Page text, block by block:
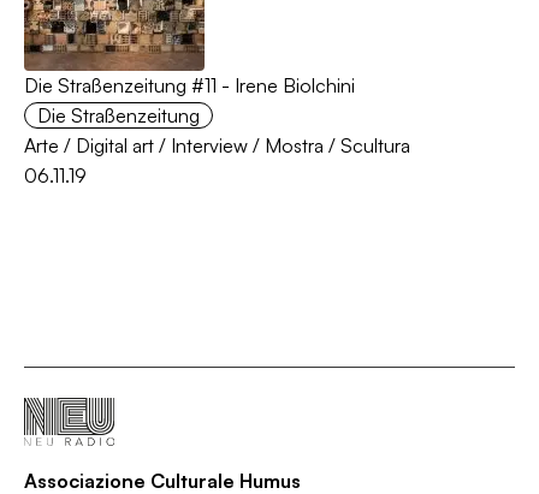
Die Straßenzeitung #11 - Irene Biolchini
Die Straßenzeitung
Arte / Digital art / Interview / Mostra / Scultura
06.11.19
Associazione Culturale Humus